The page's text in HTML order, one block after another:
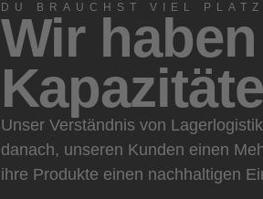
DU BRAUCHST VIEL
Wir
Unser Verständnis von
danach, unseren Kunden einen
ihre Produkte einen nachhaltigen